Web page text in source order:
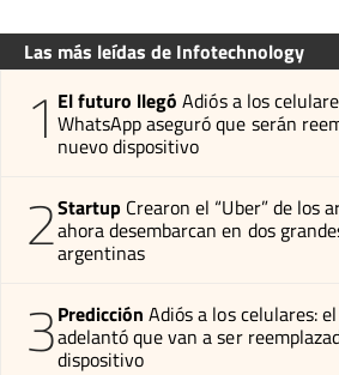
Las más leídas de Infotechnology
1 El futuro llegó Adiós a los
WhatsApp aseguró que serán
nuevo dispositivo
2Startup Crearon el “Uber” de los
ahora desembarcan en dos
argentinas
3Predicción Adiós a los celulares:
adelantó que van a ser
dispositivo